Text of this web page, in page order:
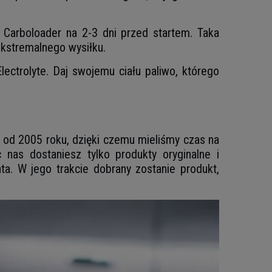
na 2-3 dni przed startem. Taka
wysiłku.
Daj swojemu ciału paliwo, którego
2005 roku, dzięki czemu mieliśmy czas na
dostaniesz tylko produkty oryginalne i
W jego trakcie dobrany zostanie produkt,